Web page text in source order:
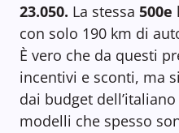
23.050. La stessa 500e
con solo 190 km di
È vero che da questi
incentivi e sconti, ma
dai budget
modelli che spesso